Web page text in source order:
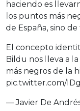
haciendo es
los puntos más
de España, sino
El concepto
Bildu nos lleva a
más negros de la
pic.twitter.com/
— Javier De